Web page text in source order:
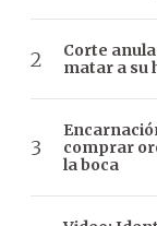
Corte
matar a su
comprar
la boca